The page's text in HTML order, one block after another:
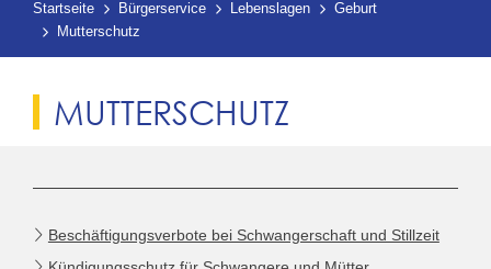
Startseite Bürgerservice Lebenslagen
Geburt
Mutterschutz
MUTTERSCHUTZ
Beschäftigungsverbote bei Schwangerschaft und Stillzeit